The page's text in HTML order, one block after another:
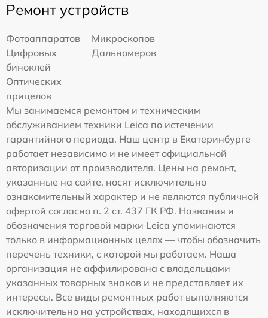
Ремонт устройств
Фотоаппаратов
Микроскопов
Цифровых
биноклей
Дальномеров
Оптических
прицелов
Мы занимаемся ремонтом и техническим
обслуживанием техники Leica по истечении
гарантийного периода. Наш центр в Екатеринбурге
работает независимо и не имеет официальной
авторизации от производителя. Цены на ремонт,
указанные на сайте, носят исключительно
ознакомительный характер и не являются публичной
офертой согласно п. 2 ст. 437 ГК РФ. Названия и
обозначения торговой марки Leica упоминаются
только в информационных целях — чтобы обозначить
перечень техники, с которой мы работаем. Наша
организация не аффилирована с владельцами
указанных товарных знаков и не представляет их
интересы. Все виды ремонтных работ выполняются
исключительно на устройствах, находящихся в